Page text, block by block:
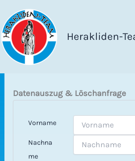
Inhalt
springen
Herakliden-
Datenauszug & Löschanfrage
Vorname
Nachna
me